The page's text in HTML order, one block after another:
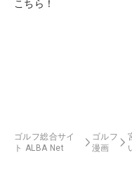
こちら！
ゴルフ総合サイ
ト ALBA Net
ゴルフ
漫画